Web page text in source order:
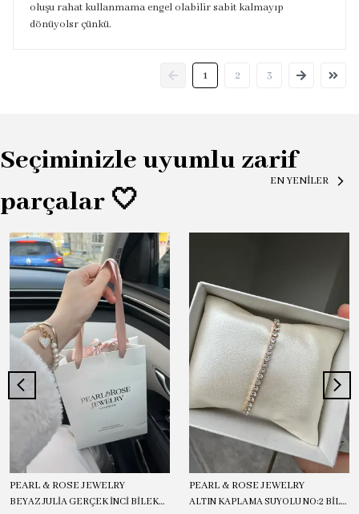
oluşu rahat kullanmama engel olabilir sabit kalmayıp
dönüyolsr çünkü.
1 2 3
Seçiminizle uyumlu zarif
parçalar 🤍
EN YENİLER
PEARL & ROSE JEWELRY
BEYAZ JULİA GERÇEK İNCİ BİLEKLİK
PEARL & ROSE JEWELRY
ALTIN KAPLAMA SUYOLU NO:2 BİLEKLİK